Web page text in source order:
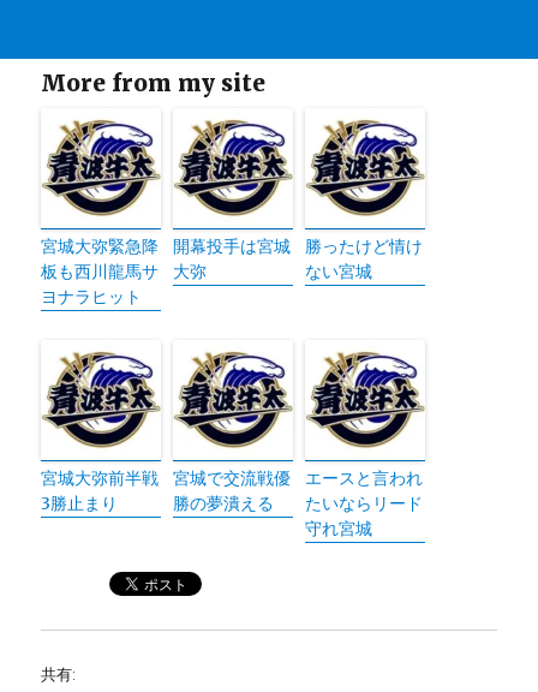
More from my site
宮城大弥緊急降
板も西川龍馬サ
ヨナラヒット
開幕投手は宮城
大弥
勝ったけど情け
ない宮城
宮城大弥前半戦
3勝止まり
宮城で交流戦優
勝の夢潰える
エースと言われ
たいならリード
守れ宮城
共有: